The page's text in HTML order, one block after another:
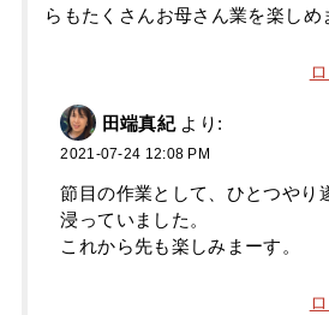
らもたくさんお母さん業を楽しめ
田端真紀 より:
2021-07-24 12:08 PM
節目の作業として、ひとつやり
浸っていました。
これから先も楽しみまーす。